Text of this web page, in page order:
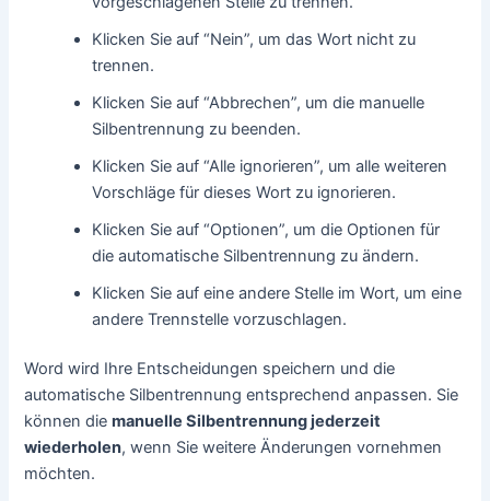
Klicken Sie auf “Nein”, um das Wort nicht zu
trennen.
Klicken Sie auf “Abbrechen”, um die manuelle
Silbentrennung zu beenden.
Klicken Sie auf “Alle ignorieren”, um alle weiteren
Vorschläge für dieses Wort zu ignorieren.
Klicken Sie auf “Optionen”, um die Optionen für
die automatische Silbentrennung zu ändern.
Klicken Sie auf eine andere Stelle im Wort, um eine
andere Trennstelle vorzuschlagen.
Word wird Ihre Entscheidungen speichern und die
automatische Silbentrennung entsprechend anpassen. Sie
können diemanuelle Silbentrennung jederzeit
wiederholen, wenn Sie weitere Änderungen vornehmen
möchten.